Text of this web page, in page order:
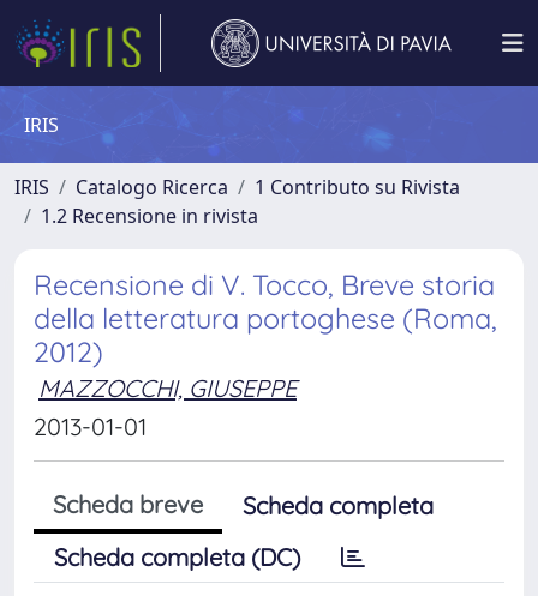
IRIS
IRIS Catalogo Ricerca
1 Contributo su Rivista
1.2 Recensione in rivista
Recensione di V. Tocco, Breve storia
della letteratura portoghese (Roma,
2012)
MAZZOCCHI, GIUSEPPE
2013-01-01
Scheda breve
Scheda completa
Scheda completa (DC)